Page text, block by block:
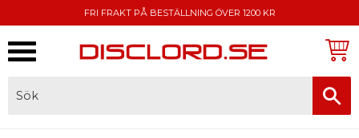
FRI FRAKT PÅ BESTÄLLNING ÖVER 1200 KR